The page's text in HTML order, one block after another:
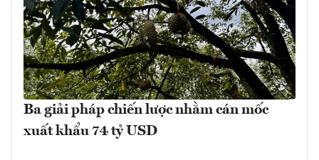
Ba giải pháp chiến lược nhằm cán mốc
xuất khẩu 74 tỷ USD